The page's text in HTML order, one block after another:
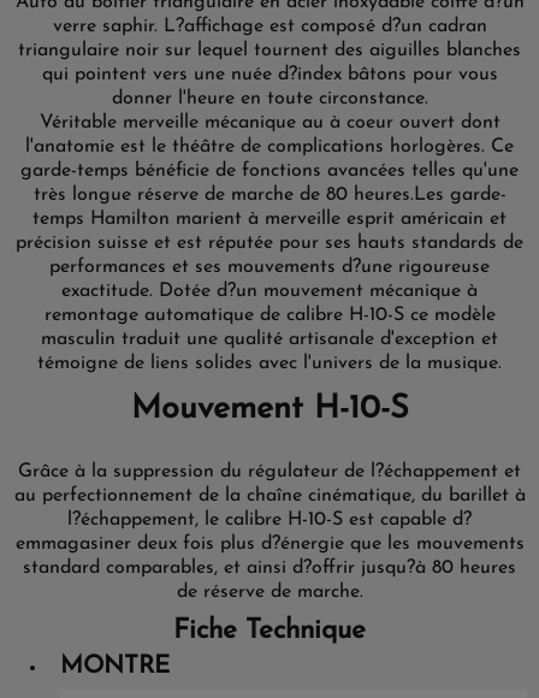
verre saphir. L?affichage est composé d?un cadran
triangulaire noir sur lequel tournent des aiguilles blanches
qui pointent vers une nuée d?index bâtons pour vous
donner l'heure en toute circonstance.
Véritable merveille mécanique au à coeur ouvert dont
l'anatomie est le théâtre de complications horlogères. Ce
garde-temps bénéficie de fonctions avancées telles qu'une
très longue réserve de marche de 80 heures. Les garde-
temps Hamilton marient à merveille esprit américain et
précision suisse et est réputée pour ses hauts standards de
performances et ses mouvements d?une rigoureuse
exactitude. Dotée d?un mouvement mécanique à
remontage automatique de calibre H-10-S ce modèle
masculin traduit une qualité artisanale d'exception et
témoigne de liens solides avec l'univers de la musique.
Mouvement H-10-S
Grâce à la suppression du régulateur de l?échappement et
au perfectionnement de la chaîne cinématique, du barillet à
l?échappement, le calibre H-10-S est capable d?
emmagasiner deux fois plus d?énergie que les mouvements
standard comparables, et ainsi d?offrir jusqu?à 80 heures
de réserve de marche.
Fiche Technique
MONTRE